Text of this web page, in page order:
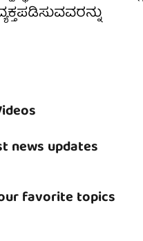
news updates
favorite topics